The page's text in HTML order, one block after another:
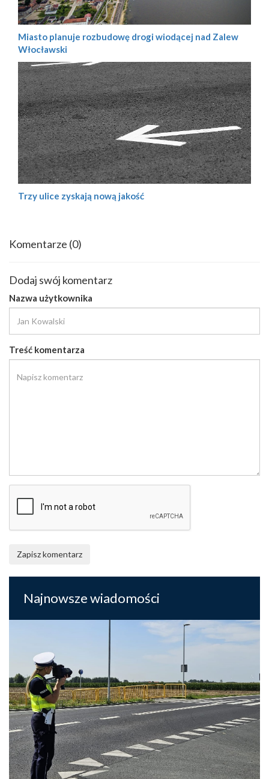
Miasto planuje rozbudowę drogi wiodącej nad Zalew
Włocławski
Trzy ulice zyskają nową jakość
Komentarze (0)
Dodaj swój komentarz
Nazwa użytkownika
Treść komentarza
Zapisz komentarz
Najnowsze wiadomości